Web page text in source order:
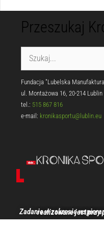
Przeszukaj
Fundacja "Lubelska
ul. Montażowa 16, 20-214 Lublin
tel.: 515 867 816
e-mail: kronikasportu@lublin.eu
Zadanie w zakresie wspierania i